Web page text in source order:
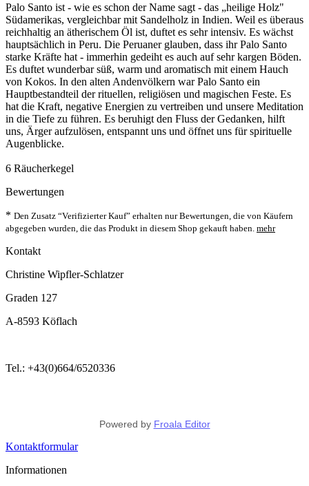
Palo Santo ist - wie es schon der Name sagt - das „heilige Holz"
Südamerikas, vergleichbar mit Sandelholz in Indien. Weil es überaus
reichhaltig an ätherischem Öl ist, duftet es sehr intensiv. Es wächst
hauptsächlich in Peru. Die Peruaner glauben, dass ihr Palo Santo
starke Kräfte hat - immerhin gedeiht es auch auf sehr kargen Böden.
Es duftet wunderbar süß, warm und aromatisch mit einem Hauch
von Kokos. In den alten Andenvölkern war Palo Santo ein
Hauptbestandteil der rituellen, religiösen und magischen Feste. Es
hat die Kraft, negative Energien zu vertreiben und unsere Meditation
in die Tiefe zu führen. Es beruhigt den Fluss der Gedanken, hilft
uns, Ärger aufzulösen, entspannt uns und öffnet uns für spirituelle
Augenblicke.
6 Räucherkegel
Bewertungen
* Den Zusatz “Verifizierter Kauf” erhalten nur Bewertungen, die von Käufern
abgegeben wurden, die das Produkt in diesem Shop gekauft haben. mehr
Kontakt
Christine Wipfler-Schlatzer
Graden 127
A-8593 Köflach
Tel.: +43(0)664/6520336
Powered by Froala Editor
Kontaktformular
Informationen